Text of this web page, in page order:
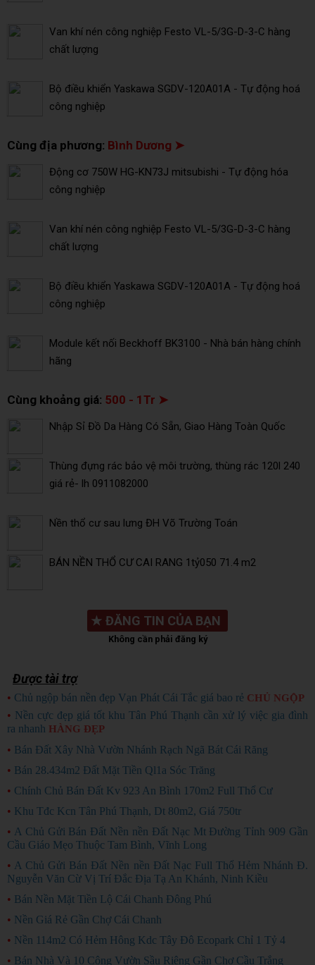
Van khí nén công nghiệp Festo VL-5/3G-D-3-C hàng
chất lượng
Bộ điều khiển Yaskawa SGDV-120A01A - Tự động hoá
công nghiệp
Cùng địa phương: Bình Dương ➤
Động cơ 750W HG-KN73J mitsubishi - Tự động hóa
công nghiệp
Van khí nén công nghiệp Festo VL-5/3G-D-3-C hàng
chất lượng
Bộ điều khiển Yaskawa SGDV-120A01A - Tự động hoá
công nghiệp
Module kết nối Beckhoff BK3100 - Nhà bán hàng chính
hãng
Cùng khoảng giá: 500 - 1Tr ➤
Nhập Sỉ Đồ Da Hàng Có Sẵn, Giao Hàng Toàn Quốc
Thùng đựng rác bảo vệ môi trường, thùng rác 120l 240
giá rẻ- lh 0911082000
Nền thổ cư sau lưng ĐH Võ Trường Toán
BÁN NỀN THỔ CƯ CAI RANG 1tỷ050 71.4 m2
★ ĐĂNG TIN CỦA BẠN
Không cần phải đăng ký
Được tài trợ
• Chủ ngộp bán nền đẹp Vạn Phát Cái Tắc giá bao rẻ CHỦ NGỘP
• Nền cực đẹp giá tốt khu Tân Phú Thạnh cần xử lý việc gia đình
ra nhanh HÀNG ĐẸP
• Bán Đất Xây Nhà Vườn Nhánh Rạch Ngã Bát Cái Răng
• Bán 28.434m2 Đất Mặt Tiền Ql1a Sóc Trăng
• Chính Chủ Bán Đất Kv 923 An Bình 170m2 Full Thổ Cư
• Khu Tđc Kcn Tân Phú Thạnh, Dt 80m2, Giá 750tr
• A Chủ Gửi Bán Đất Nền nền Đất Nạc Mt Đường Tỉnh 909 Gần
Cầu Giáo Mẹo Thuộc Tam Bình, Vĩnh Long
• A Chủ Gửi Bán Đất Nền nền Đất Nạc Full Thổ Hẻm Nhánh Đ.
Nguyễn Văn Cừ Vị Trí Đắc Địa Tạ An Khánh, Ninh Kiều
• Bán Nền Mặt Tiền Lộ Cái Chanh Đông Phú
• Nền Giá Rẻ Gần Chợ Cái Chanh
• Nền 114m2 Có Hẻm Hông Kdc Tây Đô Ecopark Chỉ 1 Tỷ 4
• Bán Nhà Và 10 Công Vườn Sầu Riêng Gần Chợ Cầu Trắng